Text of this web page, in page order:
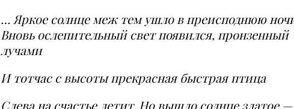
… Яркое солнце меж тем ушло в преисподнюю
Вновь ослепительный свет появился, пронзенный
лучами
И тотчас с высоты прекрасная быстрая птица
Слева на счастье летит. Но вышло солнце златое —